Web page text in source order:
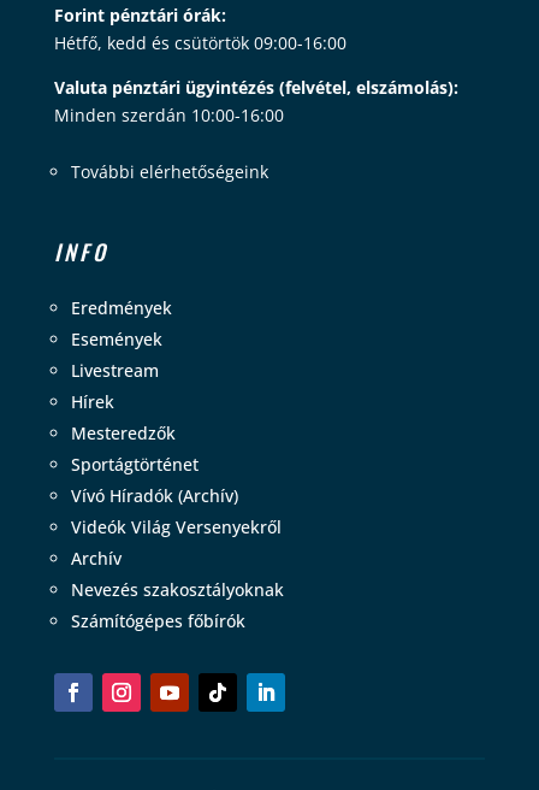
Forint pénztári órák:
Hétfő, kedd és csütörtök 09:00-16:00
Valuta pénztári ügyintézés (felvétel, elszámolás):
Minden szerdán 10:00-16:00
További elérhetőségeink
INFO
Eredmények
Események
Livestream
Hírek
Mesteredzők
Sportágtörténet
Vívó Híradók (Archív)
Videók Világ Versenyekről
Archív
Nevezés szakosztályoknak
Számítógépes főbírók